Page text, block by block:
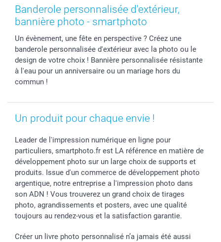
Coques smartphone
Stickers & Etiquettes
Dénicheur d'idées cadeau
Fête des Mères
Fête des Pères
Baptême
Toussaint
Rentrée des classes
Saint-Valentin
Droit de rétraction
Plaintes
Gestion des cookies
Tarifs
Partenariats & Influence
Investisseurs
Aide
smartbonus
Livraison
Modes de paiement
Grandes quantités
Statut de ma commande
Banderole personnalisée d'extérieur,
bannière photo - smartphoto
Un évènement, une fête en perspective ? Créez une
banderole personnalisée d'extérieur avec la photo ou le
design de votre choix ! Bannière personnalisée résistante
à l'eau pour un anniversaire ou un mariage hors du
commun !
Un produit pour chaque envie !
Leader de l'impression numérique en ligne pour
particuliers, smartphoto.fr est LA référence en matière de
développement photo sur un large choix de supports et
produits. Issue d'un commerce de développement photo
argentique, notre entreprise a l'impression photo dans
son ADN ! Vous trouverez un grand choix de tirages
photo, agrandissements et posters, avec une qualité
toujours au rendez-vous et la satisfaction garantie.
Créer un livre photo personnalisé n’a jamais été aussi